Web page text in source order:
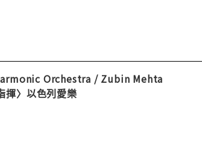
Orchestra / Zubin Mehta
揮〉以色列愛樂